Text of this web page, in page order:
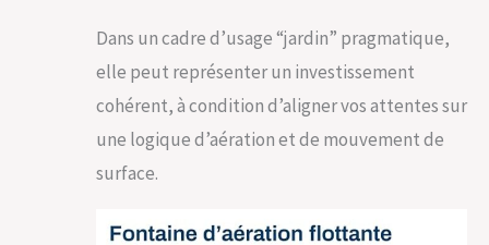
Dans un cadre d’usage “jardin” pragmatique,
elle peut représenter un investissement
cohérent, à condition d’aligner vos attentes sur
une logique d’aération et de mouvement de
surface.